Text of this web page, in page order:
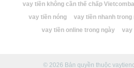
vay tiền không cần thế chấp
vay tiền nóng
vay tiền nhanh trong
vay tiền online trong ngày
vay
© 2026 Bản quyền thuộc